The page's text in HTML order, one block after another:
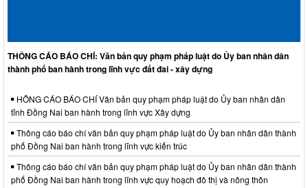
THÔNG CÁO BÁO CHÍ: Văn bản quy phạm pháp luật do Ủy ban nhân dân
thành phố ban hành trong lĩnh vực đất đai - xây dựng
HÔNG CÁO BÁO CHÍ Văn bản quy phạm pháp luật do Ủy ban nhân dân
tỉnh Đồng Nai ban hành trong lĩnh vực Xây dựng
Thông cáo báo chí văn bản quy phạm pháp luật do Ủy ban nhân dân thành
phố Đồng Nai ban hành trong lĩnh vực kiến trúc
Thông cáo báo chí văn bản quy phạm pháp luật do Ủy ban nhân dân thành
phố Đồng Nai ban hành trong lĩnh vực quy hoạch đô thị và nông thôn